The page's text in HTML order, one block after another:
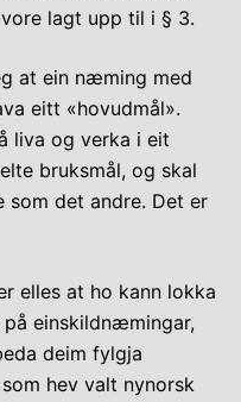
lagt upp til i § 3.
at ein næming med
eitt «hovudmål».
liva og verka i eit
bruksmål, og skal
som det andre. Det er
elles at ho kann lokka
einskildnæmingar,
deim fylgja
hev valt nynorsk